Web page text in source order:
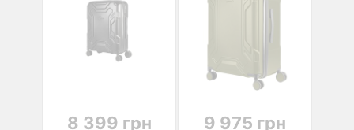
8 399 грн 9 975 грн